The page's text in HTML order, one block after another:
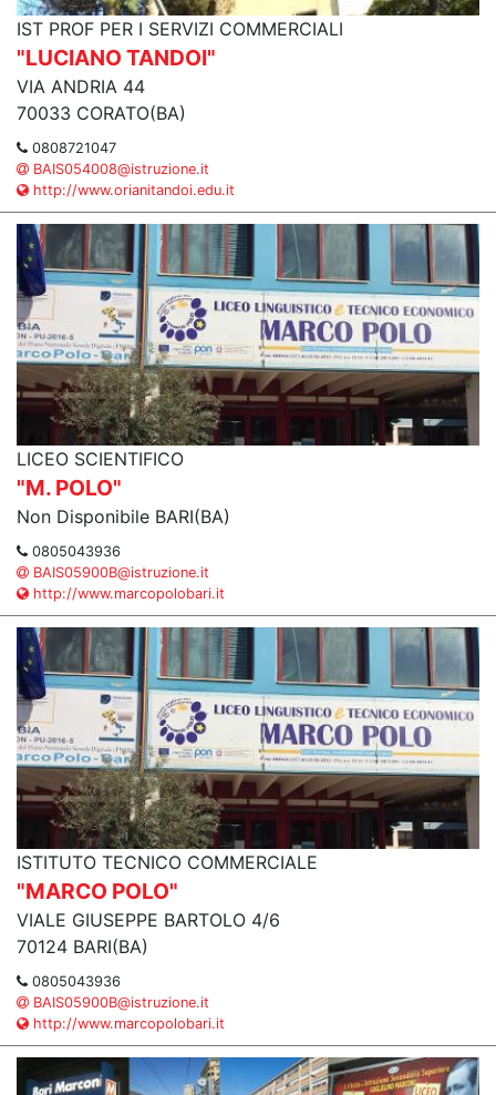
IST PROF PER I SERVIZI COMMERCIALI
"LUCIANO TANDOI"
VIA ANDRIA 44
70033 CORATO(BA)
0808721047
BAIS054008@istruzione.it
http://www.orianitandoi.edu.it
LICEO SCIENTIFICO
"M. POLO"
Non Disponibile BARI(BA)
0805043936
BAIS05900B@istruzione.it
http://www.marcopolobari.it
ISTITUTO TECNICO COMMERCIALE
"MARCO POLO"
VIALE GIUSEPPE BARTOLO 4/6
70124 BARI(BA)
0805043936
BAIS05900B@istruzione.it
http://www.marcopolobari.it